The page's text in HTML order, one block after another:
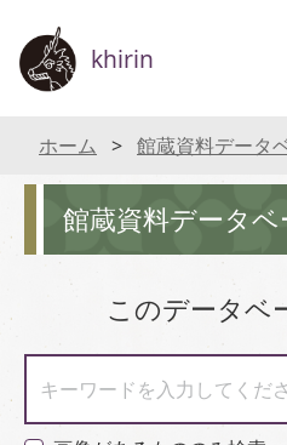
khirin
ホーム 館蔵資料データ
館蔵資料データベ
このデータベ
キーワードを入力してくだ